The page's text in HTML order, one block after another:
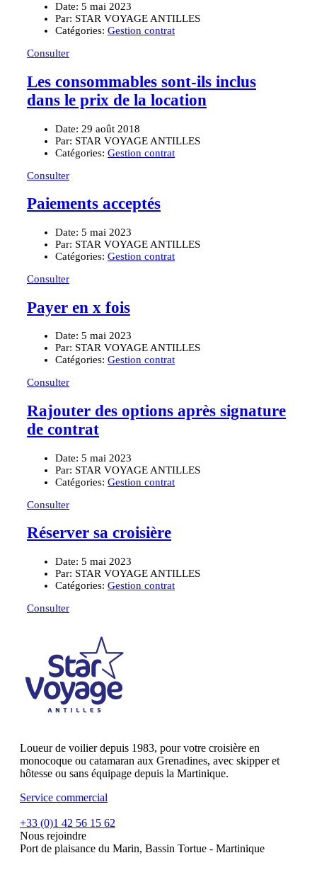
Date: 5 mai 2023
Par: STAR VOYAGE ANTILLES
Catégories: Gestion contrat
Consulter
Les consommables sont-ils inclus
dans le prix de la location
Date: 29 août 2018
Par: STAR VOYAGE ANTILLES
Catégories: Gestion contrat
Consulter
Paiements acceptés
Date: 5 mai 2023
Par: STAR VOYAGE ANTILLES
Catégories: Gestion contrat
Consulter
Payer en x fois
Date: 5 mai 2023
Par: STAR VOYAGE ANTILLES
Catégories: Gestion contrat
Consulter
Rajouter des options après signature
de contrat
Date: 5 mai 2023
Par: STAR VOYAGE ANTILLES
Catégories: Gestion contrat
Consulter
Réserver sa croisière
Date: 5 mai 2023
Par: STAR VOYAGE ANTILLES
Catégories: Gestion contrat
Consulter
Loueur de voilier depuis 1983, pour votre croisière en
monocoque ou catamaran aux Grenadines, avec skipper et
hôtesse ou sans équipage depuis la Martinique.
Service commercial
+33 (0)1 42 56 15 62
Nous rejoindre
Port de plaisance du Marin, Bassin Tortue - Martinique